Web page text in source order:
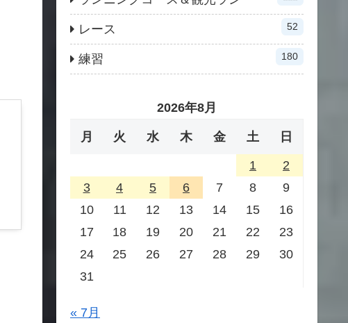
レース 52
練習 180
2026年8月
月 火 水 木 金 土 日
1
2
3
4 5 6 7 8
9
10
11 12 13 14 15
16
17
18 19 20 21 22
23
24
25 26 27 28 29
30
31
« 7月